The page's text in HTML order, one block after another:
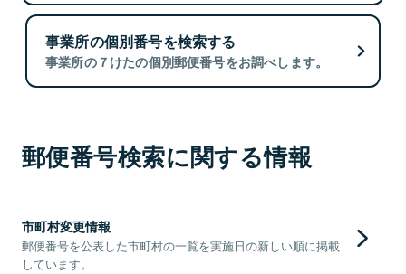
事業所の個別番号を検索する
事業所の７けたの個別郵便番号をお調べします。
郵便番号検索に関する情報
市町村変更情報
郵便番号を公表した市町村の一覧を実施日の新しい順に掲載
しています。